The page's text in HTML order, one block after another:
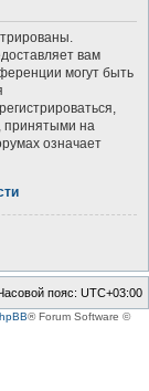
вам
могут быть
принятыми на
означает
пояс: UTC+03:00
® Forum Software ©